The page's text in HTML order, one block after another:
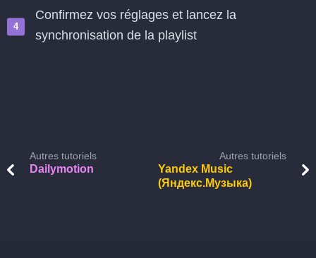
Confirmez vos réglages et lancez la
synchronisation de la playlist
Autres tutoriels
Dailymotion
Autres tutoriels
Yandex Music
(Яндекс.Музыка)